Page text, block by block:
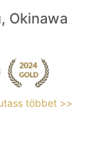
Okinawa
többet >>